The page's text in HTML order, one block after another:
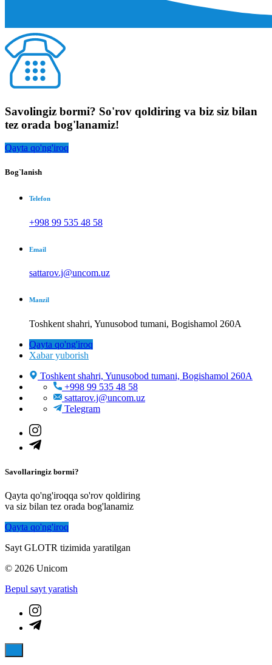
Savolingiz bormi? So'rov qoldiring va biz siz bilan
tez orada bog'lanamiz!
Qayta qo'ng'iroq
Bog`lanish
Telefon
+998 99 535 48 58
Email
sattarov.j@uncom.uz
Manzil
Toshkent shahri, Yunusobod tumani, Bogishamol 260A
Qayta qo'ng'iroq
Xabar yuborish
Toshkent shahri, Yunusobod tumani, Bogishamol 260A
+998 99 535 48 58
sattarov.j@uncom.uz
Telegram
Savollaringiz bormi?
Qayta qo'ng'iroqqa so'rov qoldiring
va siz bilan tez orada bog'lanamiz
Qayta qo'ng'iroq
Sayt GLOTR tizimida yaratilgan
© 2026 Unicom
Bepul sayt yaratish